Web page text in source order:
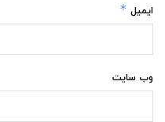
ایمیل *
وب‌ سایت